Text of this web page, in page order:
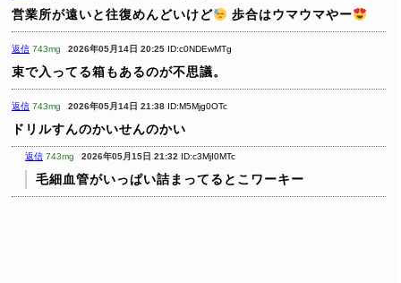
営業所が遠いと往復めんどいけど 歩合はウマウマやー
返信 743mg 2026年05月14日 20:25 ID:c0NDEwMTg
束で入ってる箱もあるのが不思議。
返信 743mg 2026年05月14日 21:38 ID:M5Mjg0OTc
ドリルすんのかいせんのかい
返信 743mg 2026年05月15日 21:32 ID:c3MjI0MTc
毛細血管がいっぱい詰まってるとこワーキー